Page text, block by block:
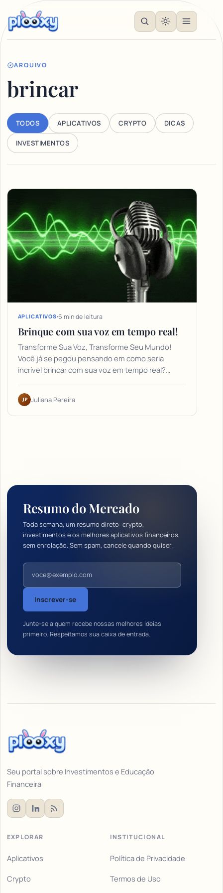
ARQUIVO
brincar
TODOS APLICATIVOS CRYPTO DICAS
INVESTIMENTOS
Articles
APLICATIVOS 6 min de leitura
Brinque com sua voz em tempo real!
Transforme Sua Voz, Transforme Seu Mundo!
Você já se pegou pensando em como seria
incrível brincar com sua voz em tempo real?…
JP Juliana Pereira
Resumo do Mercado
Toda semana, um resumo direto: crypto,
investimentos e os melhores aplicativos financeiros,
sem enrolação. Sem spam, cancele quando quiser.
Endereço de e-mail
Inscrever-se
Junte-se a quem recebe nossas melhores ideias
primeiro. Respeitamos sua caixa de entrada.
Seu portal sobre Investimentos e Educação
Financeira
EXPLORAR
Aplicativos
Crypto
INSTITUCIONAL
Política de Privacidade
Termos de Uso